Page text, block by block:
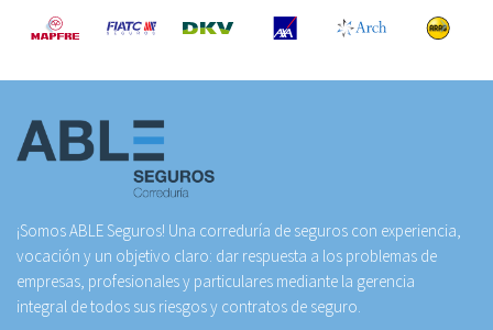
¡Somos ABLE Seguros! Una correduría de seguros con experiencia,
vocación y un objetivo claro: dar respuesta a los problemas de
empresas, profesionales y particulares mediante la gerencia
integral de todos sus riesgos y contratos de seguro.